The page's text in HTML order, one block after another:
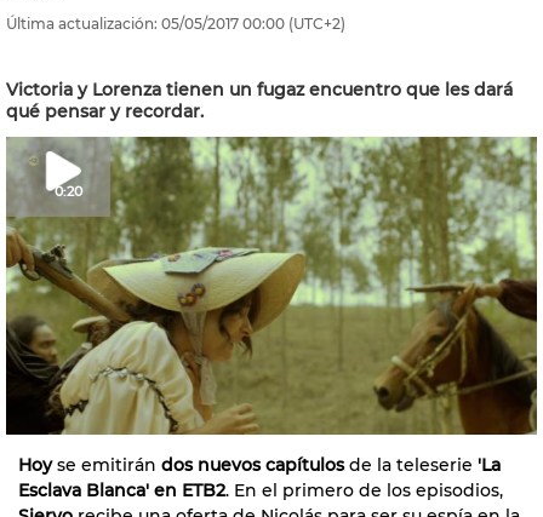
Última actualización: 05/05/2017 00:00 (UTC+2)
Victoria y Lorenza tienen un fugaz encuentro que les dará
qué pensar y recordar.
0:20
Hoyse emitirán dos nuevos capítulosde la teleserie 'La
Esclava Blanca' en ETB2. En el primero de los episodios,